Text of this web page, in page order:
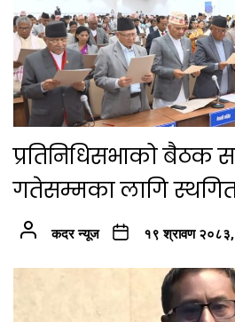
प्रतिनिधिसभाको बैठक
गतेसम्मका लागि
कदर न्यूज १९ श्रावण